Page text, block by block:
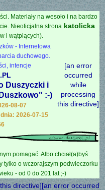
Materiały na wesoło i na bardzo
Nieoficjalna strona katolicka
i wątpiących).
- Internetowa
duchowego.
intencje
Duszyczki i
:-)
08-07
2026-07-15
[an error
occurred
while
processing
this directive]
pomagać. Albo chciał(a)byś
tylko o wczorajszym podwieczorku
- od 0 do 201 lat ;-)
directive][an error occurred